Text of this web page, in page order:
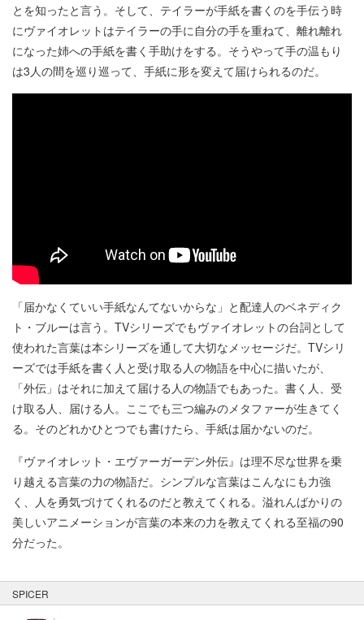
とを知ったと言う。そして、テイラーが手紙を書くのを手伝う時
にヴァイオレットはテイラーの手に自分の手を重ねて、離れ離れ
になった姉への手紙を書く手助けをする。そうやって手の温もり
は3人の間を巡り巡って、手紙に形を変えて届けられるのだ。
「届かなくていい手紙なんてないからな」と配達人のベネディク
ト・ブルーは言う。TVシリーズでもヴァイオレットの台詞として
使われた言葉は本シリーズを通して大切なメッセージだ。TVシリ
ーズでは手紙を書く人と受け取る人の物語を中心に描いたが、
「外伝」はそれに加えて届ける人の物語でもあった。書く人、受
け取る人、届ける人。ここでも三つ編みのメタファーが生きてく
る。そのどれかひとつでも書けたら、手紙は届かないのだ。
『ヴァイオレット・エヴァーガーデン外伝』は理不尽な世界を乗
り越える言葉の力の物語だ。シンプルな言葉はこんなにも力強
く、人を勇気づけてくれるのだと教えてくれる。溢れんばかりの
美しいアニメーションが言葉の本来の力を教えてくれる至福の90
分だった。
SPICER